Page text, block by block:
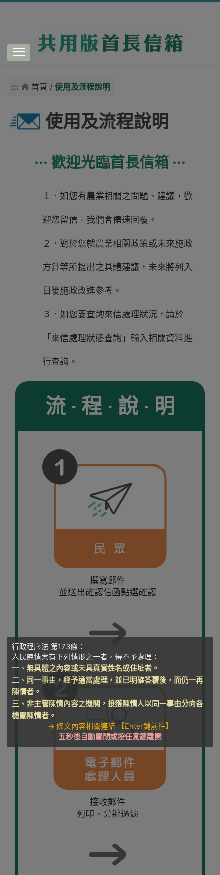
跳到主要內容
::: 首頁 / 使用及流程說明
使用及流程說明
‧‧‧ 歡迎光臨首長信箱 ‧‧‧
１．如您有農業相關之問題、建議，歡
迎您留信，我們會儘速回覆。
２．對於您就農業相關政策或未來施政
方針等所提出之具體建議，未來將列入
日後施政改進參考。
３．如您要查詢來信處理狀況，請於
「來信處理狀態查詢」輸入相關資料進
行查詢。
流 ‧ 程 ‧ 說 ‧ 明
撰寫郵件
並送出確認信函點選確認
接收郵件
列印、分辦過濾
行政程序法 第173條：
人民陳情案有下列情形之一者，得不予處理：
一、無具體之內容或未具真實姓名或住址者。
二、同一事由，經予適當處理，並已明確答覆後，而仍一再
陳情者。
三、非主管陳情內容之機關，接獲陳情人以同一事由分向各
機關陳情者。
→ 條文內容相關連結 【Enter鍵前往】
五秒後自動關閉或按任意鍵離開